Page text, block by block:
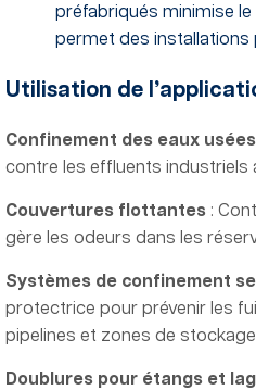
préfabriqués minimise
permet des installations
Utilisation de
Confinement des eaux
contre les effluents industriels
Couvertures flottantes :
gère les odeurs dans les
Systèmes de confinement
protectrice pour prévenir les
pipelines et zones de
Doublures pour étangs et